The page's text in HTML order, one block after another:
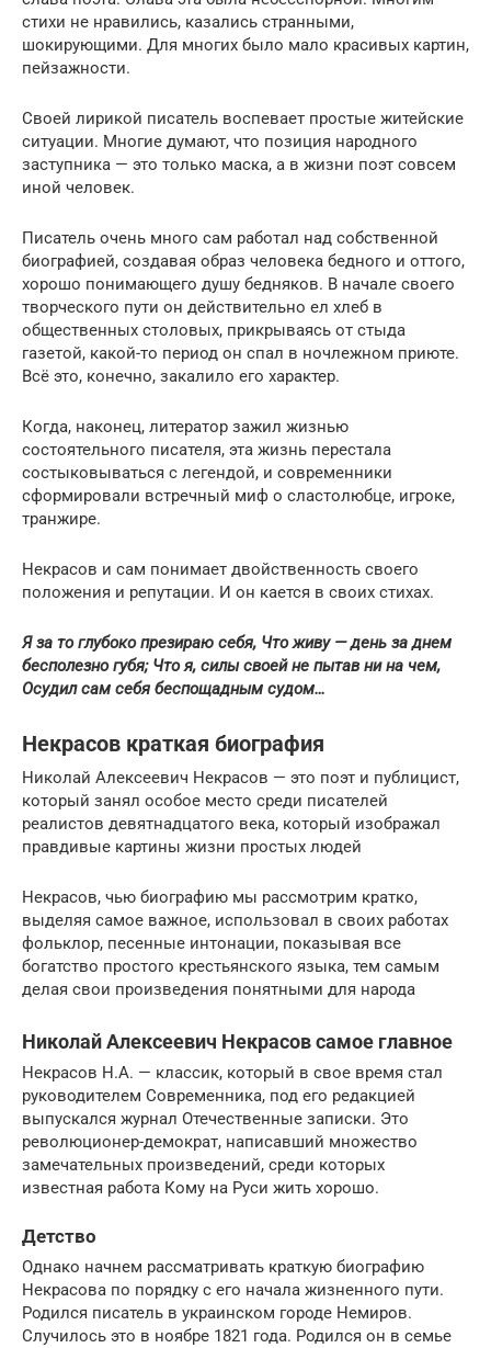
стихи не нравились, казались странными,
шокирующими. Для многих было мало красивых картин,
пейзажности.
Своей лирикой писатель воспевает простые житейские
ситуации. Многие думают, что позиция народного
заступника — это только маска, а в жизни поэт совсем
иной человек.
Писатель очень много сам работал над собственной
биографией, создавая образ человека бедного и оттого,
хорошо понимающего душу бедняков. В начале своего
творческого пути он действительно ел хлеб в
общественных столовых, прикрываясь от стыда
газетой, какой-то период он спал в ночлежном приюте.
Всё это, конечно, закалило его характер.
Когда, наконец, литератор зажил жизнью
состоятельного писателя, эта жизнь перестала
состыковываться с легендой, и современники
сформировали встречный миф о сластолюбце, игроке,
транжире.
Некрасов и сам понимает двойственность своего
положения и репутации. И он кается в своих стихах.
Я за то глубоко презираю себя, Что живу — день за днем
бесполезно губя; Что я, силы своей не пытав ни на чем,
Осудил сам себя беспощадным судом…
Некрасов краткая биография
Николай Алексеевич Некрасов — это поэт и публицист,
который занял особое место среди писателей
реалистов девятнадцатого века, который изображал
правдивые картины жизни простых людей
Некрасов, чью биографию мы рассмотрим кратко,
выделяя самое важное, использовал в своих работах
фольклор, песенные интонации, показывая все
богатство простого крестьянского языка, тем самым
делая свои произведения понятными для народа
Николай Алексеевич Некрасов самое главное
Некрасов Н.А. — классик, который в свое время стал
руководителем Современника, под его редакцией
выпускался журнал Отечественные записки. Это
революционер-демократ, написавший множество
замечательных произведений, среди которых
известная работа Кому на Руси жить хорошо.
Детство
Однако начнем рассматривать краткую биографию
Некрасова по порядку с его начала жизненного пути.
Родился писатель в украинском городе Немиров.
Случилось это в ноябре 1821 года. Родился он в семье